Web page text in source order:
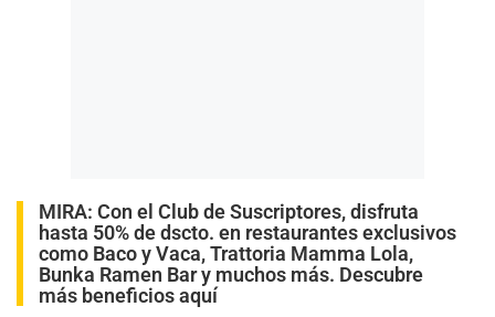
MIRA: Con el Club de Suscriptores, disfruta
hasta 50% de dscto. en restaurantes exclusivos
como Baco y Vaca, Trattoria Mamma Lola,
Bunka Ramen Bar y muchos más. Descubre
más beneficios aquí